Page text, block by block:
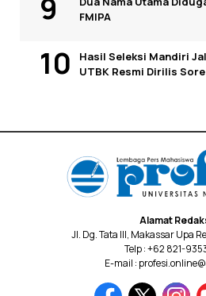
FMIPA
Hasil Seleksi Mandiri
UTBK Resmi Dirilis
Alamat
Jl. Dg. Tata III, Makassar Upa
Telp : +62 821-
E-mail :